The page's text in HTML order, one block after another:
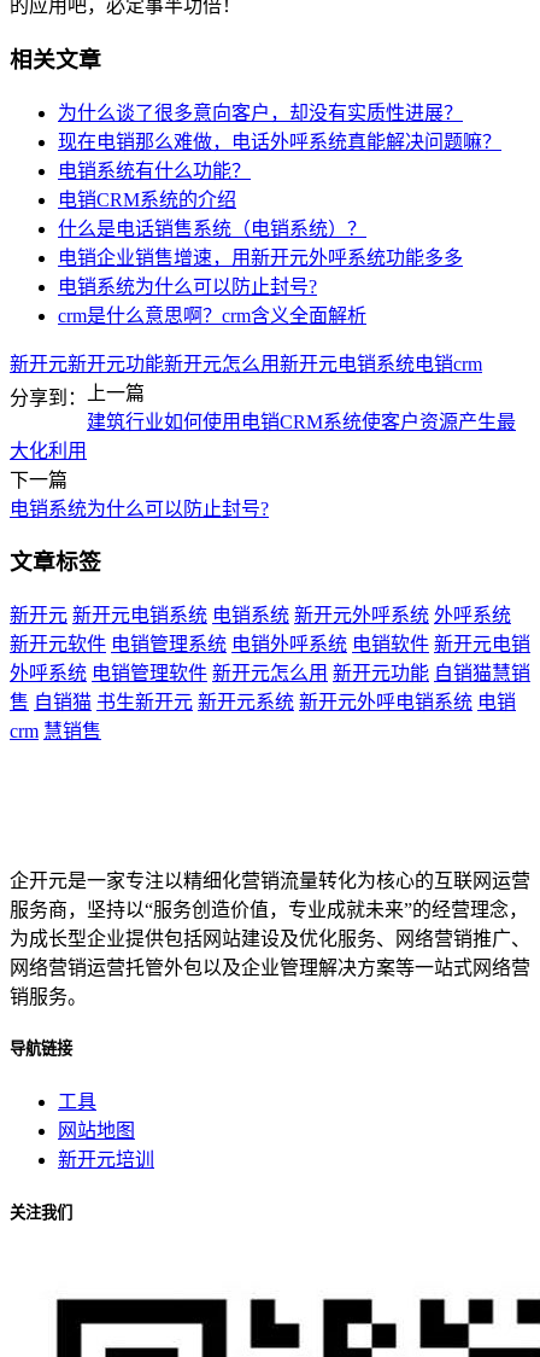
的应用吧，必定事半功倍！
相关文章
为什么谈了很多意向客户，却没有实质性进展？
现在电销那么难做，电话外呼系统真能解决问题嘛？
电销系统有什么功能？
电销CRM系统的介绍
什么是电话销售系统（电销系统）？
电销企业销售增速，用新开元外呼系统功能多多
电销系统为什么可以防止封号?
crm是什么意思啊？crm含义全面解析
新开元新开元功能新开元怎么用新开元电销系统电销crm
分享到：
上一篇
建筑行业如何使用电销CRM系统使客户资源产生最
大化利用
下一篇
电销系统为什么可以防止封号?
文章标签
新开元 新开元电销系统 电销系统 新开元外呼系统 外呼系统
新开元软件 电销管理系统 电销外呼系统 电销软件 新开元电销
外呼系统 电销管理软件 新开元怎么用 新开元功能 自销猫慧销
售 自销猫 书生新开元 新开元系统 新开元外呼电销系统 电销
crm 慧销售
企开元是一家专注以精细化营销流量转化为核心的互联网运营
服务商，坚持以“服务创造价值，专业成就未来”的经营理念，
为成长型企业提供包括网站建设及优化服务、网络营销推广、
网络营销运营托管外包以及企业管理解决方案等一站式网络营
销服务。
导航链接
工具
网站地图
新开元培训
关注我们